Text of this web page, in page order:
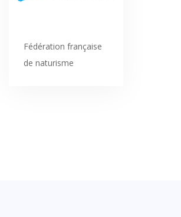
Fédération française
de naturisme